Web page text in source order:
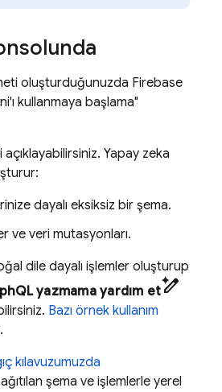
oluşturduğunuzda Firebase
kullanmaya başlama"
Yapay zeka
dayalı eksiksiz bir şema.
ve veri mutasyonları.
dile dayalı işlemler oluşturup
yazmama yardım etpen_spark
Bazı örnek kullanım
kılavuzumuzda
şema ve işlemlerle yerel